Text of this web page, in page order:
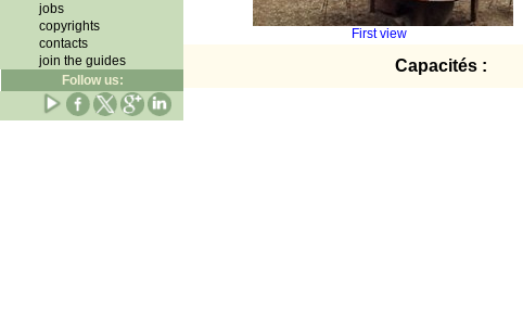
jobs
copyrights
contacts
join the guides
Follow us:
First view
Capacités :